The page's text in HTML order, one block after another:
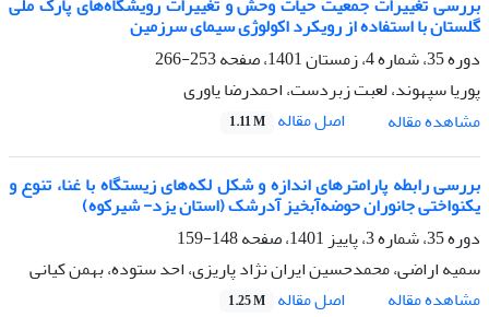
گلستان با استفاده از رویکرد اکولوژی سیمای سرزمین
دوره 35، شماره 4، زمستان 1401، صفحه
253-266
پوریا سپهوند، لعبت زبردست، احمدرضا یاوری
مشاهده مقاله
اصل مقاله 1.11 M
بررسی رابطه پارامترهای اندازه و شکل لکه‌های زیستگاه با غنا، تنوع و
یکنواختی جانوران حوضه‌آبخیز آدرشک (استان یزد- شیرکوه)
دوره 35، شماره 3، پاییز 1401، صفحه
148-159
سمیه اراضی، محمدحسین ایران نژاد پاریزی، احد ستوده، بهمن کیانی
مشاهده مقاله
اصل مقاله 1.25 M